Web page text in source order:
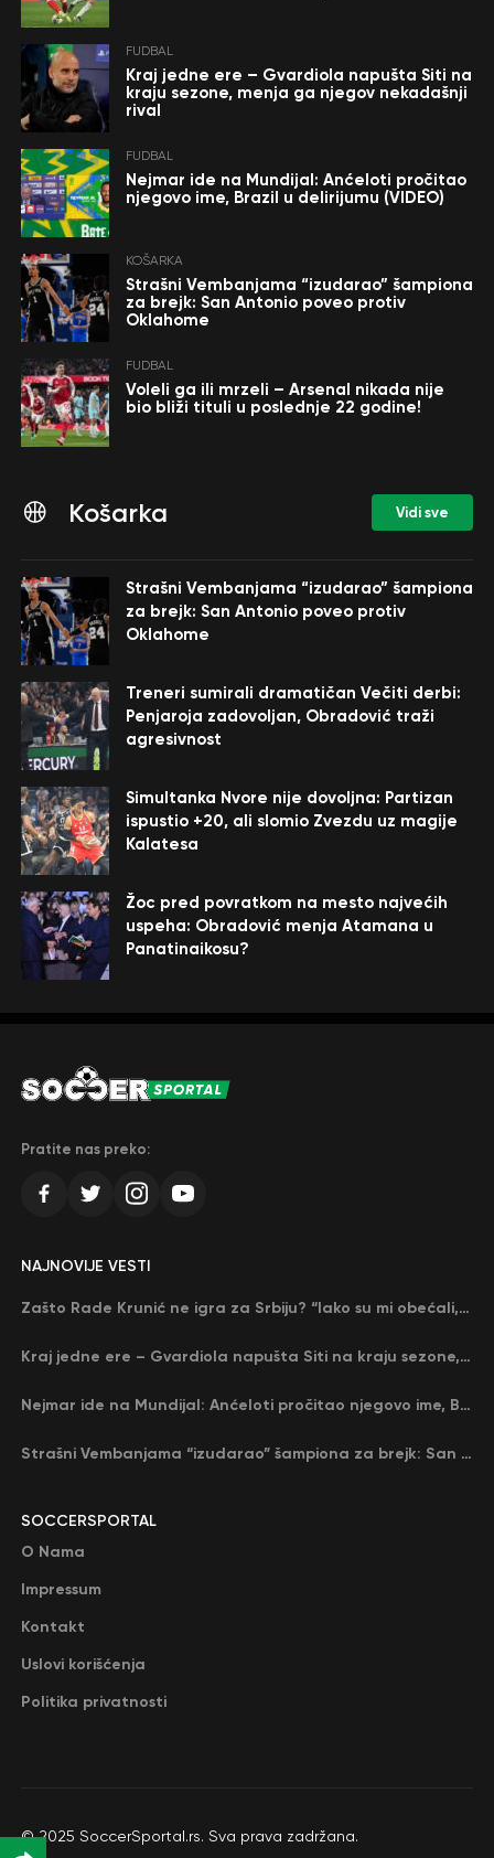
FUDBAL
Kraj jedne ere – Gvardiola napušta Siti na
kraju sezone, menja ga njegov nekadašnji
rival
FUDBAL
Nejmar ide na Mundijal: Anćeloti pročitao
njegovo ime, Brazil u delirijumu (VIDEO)
KOŠARKA
Strašni Vembanjama “izudarao” šampiona
za brejk: San Antonio poveo protiv
Oklahome
FUDBAL
Voleli ga ili mrzeli – Arsenal nikada nije
bio bliži tituli u poslednje 22 godine!
Košarka Vidi sve
Strašni Vembanjama “izudarao” šampiona
za brejk: San Antonio poveo protiv
Oklahome
Treneri sumirali dramatičan Večiti derbi:
Penjaroja zadovoljan, Obradović traži
agresivnost
Simultanka Nvore nije dovoljna: Partizan
ispustio +20, ali slomio Zvezdu uz magije
Kalatesa
Žoc pred povratkom na mesto najvećih
uspeha: Obradović menja Atamana u
Panatinaikosu?
Pratite nas preko:
SOCCERSPORTAL
O Nama
Impressum
Kontakt
Uslovi korišćenja
Politika privatnosti
NAJNOVIJE VESTI
Zašto Rade Krunić ne igra za Srbiju? “Iako su mi obećali, niko me nije zvao…”
Kraj jedne ere – Gvardiola napušta Siti na kraju sezone, menja ga njegov nekadašnji rival
Nejmar ide na Mundijal: Anćeloti pročitao njegovo ime, Brazil u delirijumu (VIDEO)
Strašni Vembanjama “izudarao” šampiona za brejk: San Antonio poveo protiv Oklahome
© 2025 SoccerSportal.rs. Sva prava zadržana.